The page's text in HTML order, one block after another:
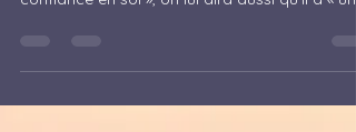
synonymes. Quelqu'un qui « manque de
passe. Mais ce sont trois mécanismes